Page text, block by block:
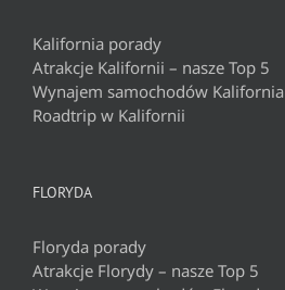
Kalifornia porady
Atrakcje Kalifornii – nasze Top 5
Wynajem samochodów Kalifornia
Roadtrip w Kalifornii
FLORYDA
Floryda porady
Atrakcje Florydy – nasze Top 5